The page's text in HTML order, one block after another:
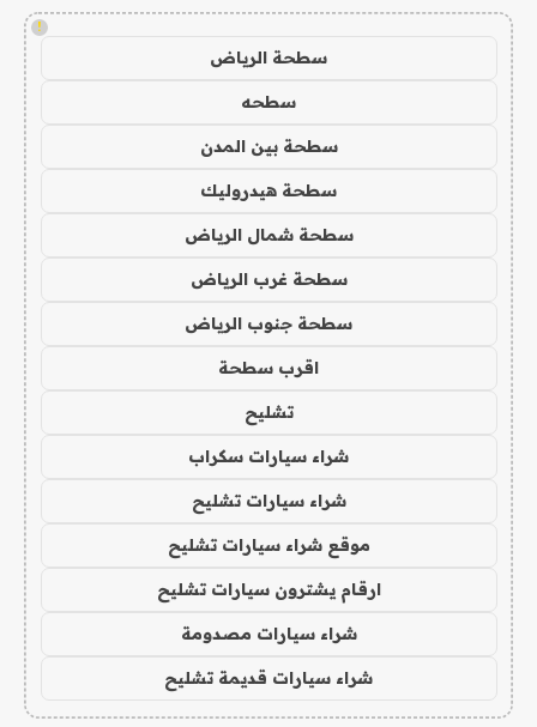
!
سطحة الرياض
سطحه
سطحة بين المدن
سطحة هيدروليك
سطحة شمال الرياض
سطحة غرب الرياض
سطحة جنوب الرياض
اقرب سطحة
تشليح
شراء سيارات سكراب
شراء سيارات تشليح
موقع شراء سيارات تشليح
ارقام يشترون سيارات تشليح
شراء سيارات مصدومة
شراء سيارات قديمة تشليح